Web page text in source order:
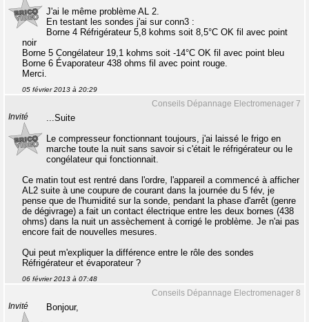
J'ai le même problème AL 2.
En testant les sondes j'ai sur conn3 :
Borne 4 Réfrigérateur 5,8 kohms soit 8,5°C OK fil avec point
noir
Borne 5 Congélateur 19,1 kohms soit -14°C OK fil avec point bleu
Borne 6 Évaporateur 438 ohms fil avec point rouge.
Merci.
05 février 2013 à 20:29
Conseils Dépannage Electromenager 7
Invité
...Suite
Le compresseur fonctionnant toujours, j'ai laissé le frigo en
marche toute la nuit sans savoir si c'était le réfrigérateur ou le
congélateur qui fonctionnait.
Ce matin tout est rentré dans l'ordre, l'appareil a commencé à afficher
AL2 suite à une coupure de courant dans la journée du 5 fév, je
pense que de l'humidité sur la sonde, pendant la phase d'arrêt (genre
de dégivrage) a fait un contact électrique entre les deux bornes (438
ohms) dans la nuit un assèchement à corrigé le problème. Je n'ai pas
encore fait de nouvelles mesures.
Qui peut m'expliquer la différence entre le rôle des sondes
Réfrigérateur et évaporateur ?
06 février 2013 à 07:48
Conseils Dépannage Electromenager 8
Invité
Bonjour,